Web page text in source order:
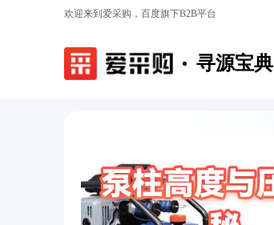
欢迎来到爱采购，百度旗下B2B平台
寻源宝典